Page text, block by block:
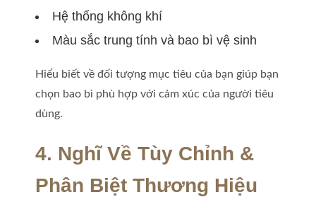
Hệ thống không khí
Màu sắc trung tính và bao bì vệ sinh
Hiểu biết về đối tượng mục tiêu của bạn giúp bạn
chọn bao bì phù hợp với cảm xúc của người tiêu
dùng.
4. Nghĩ Về Tùy Chỉnh &
Phân Biệt Thương Hiệu